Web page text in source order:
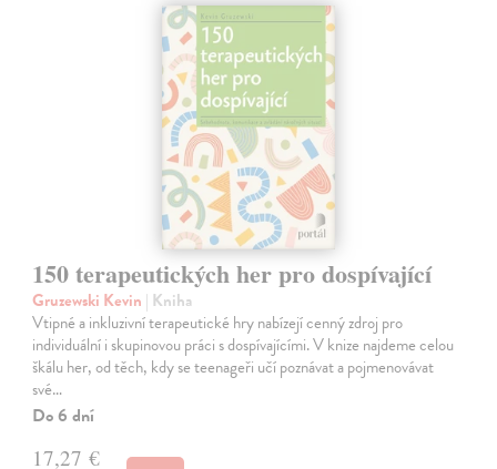
150 terapeutických her pro dospívající
Gruzewski Kevin | Kniha
Vtipné a inkluzivní terapeutické hry nabízejí cenný zdroj pro
individuální i skupinovou práci s dospívajícími. V knize najdeme celou
škálu her, od těch, kdy se teenageři učí poznávat a pojmenovávat
své…
Do 6 dní
17,27 €